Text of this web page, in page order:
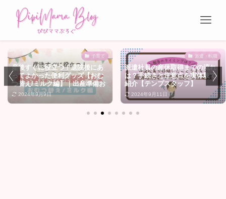
立つ！退院後にあ
便利グッズ【おむ
ク編】｜出産準備お
ム
派遣・転職
派遣社員の産休取得までの流れ
は？手続きと注意点を実体験で
紹介【テンプスタッフ】
2024年9月11日
スチーム
ちがいい
を徹底比
2025年6